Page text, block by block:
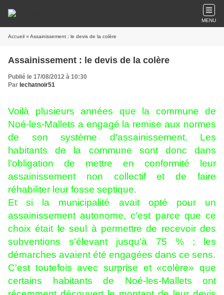
MENU
Accueil » Assainissement : le devis de la colère
Assainissement : le devis de la colère
Publié le 17/08/2012 à 10:30
Par lechatnoir51
Voilà plusieurs années que la commune de
Noé-les-Mallets a engagé la remise aux normes
de son système d'assainissement. Les
habitants de la commune sont donc dans
l'obligation de mettre en conformité leur
assainissement non collectif et de faire
réhabiliter leur fosse septique.
Et si la municipalité avait opté pour un
assainissement autonome, c'est parce que ce
choix était le seul à permettre de recevoir des
subventions s'élevant jusqu'à 75 % ; les
démarches avaient été engagées dans ce sens.
C'est toutefois avec surprise et «colère» que
certains habitants de Noé-les-Mallets ont